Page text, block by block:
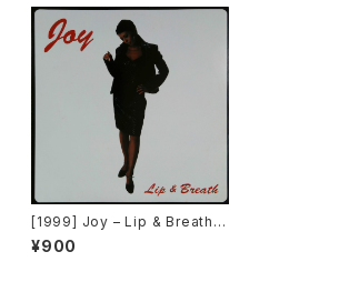
[1999] Joy – Lip & Breath
[Main Dish]
¥900